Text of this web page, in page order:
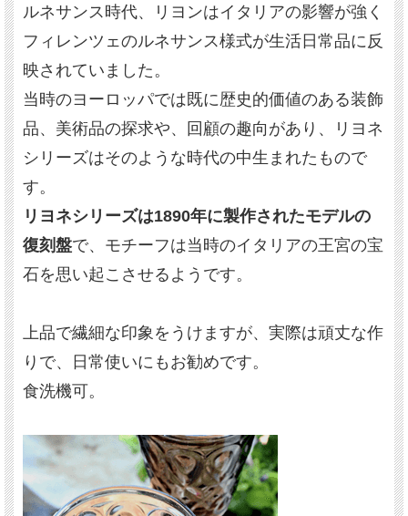
ルネサンス時代、リヨンはイタリアの影響が強く
フィレンツェのルネサンス様式が生活日常品に反
映されていました。
当時のヨーロッパでは既に歴史的価値のある装飾
品、美術品の探求や、回顧の趣向があり、リヨネ
シリーズはそのような時代の中生まれたもので
す。
リヨネシリーズは1890年に製作されたモデルの
復刻盤で、モチーフは当時のイタリアの王宮の宝
石を思い起こさせるようです。
上品で繊細な印象をうけますが、実際は頑丈な作
りで、日常使いにもお勧めです。
食洗機可。